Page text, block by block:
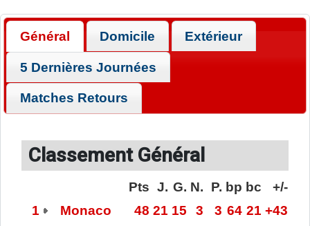
Général Domicile Extérieur
5 Dernières Journées
Matches Retours
Classement Général
Pts J. G. N. P. bp bc
+/-
1
Monaco 48 21 15 3 3 64 21 +43